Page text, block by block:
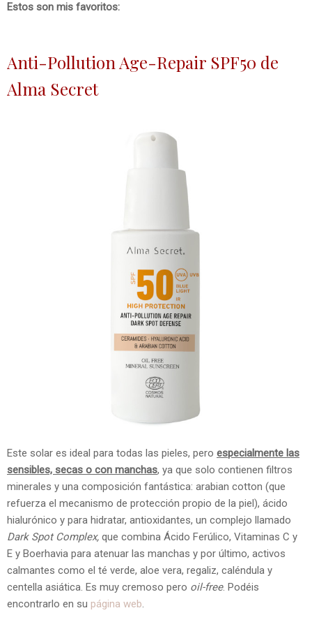
Estos son mis favoritos:
Anti-Pollution Age-Repair SPF50 de
Alma Secret
Este solar es ideal para todas las pieles, pero especialmente las
sensibles, secas o con manchas, ya que solo contienen filtros
minerales y una composición fantástica: arabian cotton (que
refuerza el mecanismo de protección propio de la piel), ácido
hialurónico y para hidratar, antioxidantes, un complejo llamado
Dark Spot Complex, que combina Ácido Ferúlico, Vitaminas C y
E y Boerhavia para atenuar las manchas y por último, activos
calmantes como el té verde, aloe vera, regaliz, caléndula y
centella asiática. Es muy cremoso pero oil-free. Podéis
encontrarlo en su página web.